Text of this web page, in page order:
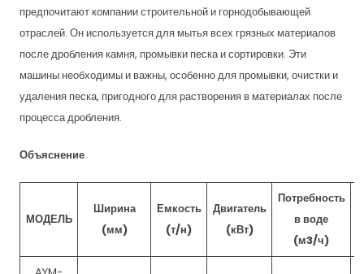
предпочитают компании строительной и горнодобывающей
отраслей. Он используется для мытья всех грязных материалов
после дробления камня, промывки песка и сортировки. Эти
машины необходимы и важны, особенно для промывки, очистки и
удаления песка, пригодного для растворения в материалах после
процесса дробления.
Объяснение
МОДЕЛЬ
Ширина
(мм)
Емкость
(т/н)
Двигатель
(кВт)
Потребность
в воде
(м3/ч)